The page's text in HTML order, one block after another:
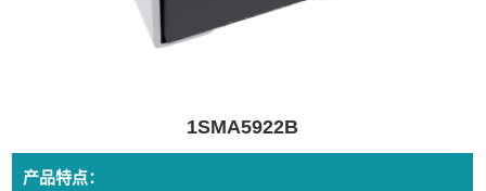
1SMA5922B
产品特点：